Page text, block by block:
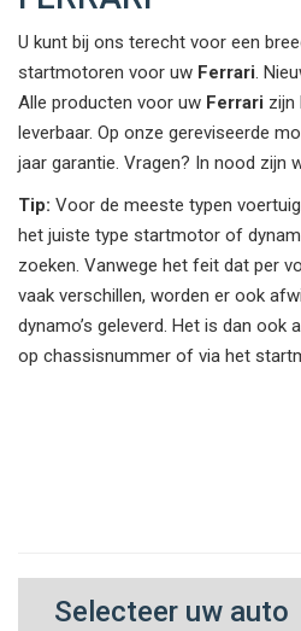
U kunt bij ons terecht voor een
startmotoren voor uw Ferrari.
Alle producten voor uw Ferrari zijn
leverbaar. Op onze gereviseerde
jaar garantie. Vragen? In nood zijn
Tip: Voor de meeste typen
het juiste type startmotor of
zoeken. Vanwege het feit dat per
vaak verschillen, worden er ook
dynamo’s geleverd. Het is dan ook
op chassisnummer of via het
Selecteer uw auto